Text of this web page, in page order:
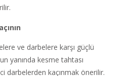
ve darbelere karşı güçlü
yanında kesme tahtası
darbelerden kaçınmak önerilir.